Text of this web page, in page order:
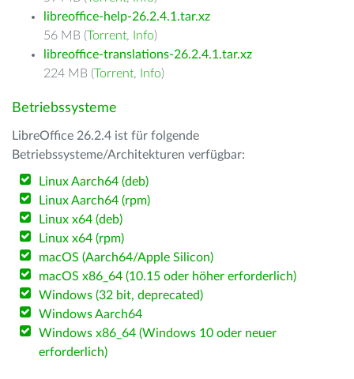
libreoffice-help-26.2.4.1.tar.xz
56 MB (Torrent, Info)
libreoffice-translations-26.2.4.1.tar.xz
224 MB (Torrent, Info)
Betriebssysteme
LibreOffice 26.2.4 ist für folgende
Betriebssysteme/Architekturen verfügbar:
Linux Aarch64 (deb)
Linux Aarch64 (rpm)
Linux x64 (deb)
Linux x64 (rpm)
macOS (Aarch64/Apple Silicon)
macOS x86_64 (10.15 oder höher erforderlich)
Windows (32 bit, deprecated)
Windows Aarch64
Windows x86_64 (Windows 10 oder neuer
erforderlich)